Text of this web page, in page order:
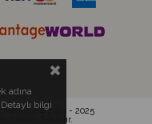
Merkezi © 2014 - 2025
Hakları Saklıdır.
adına
bilgi